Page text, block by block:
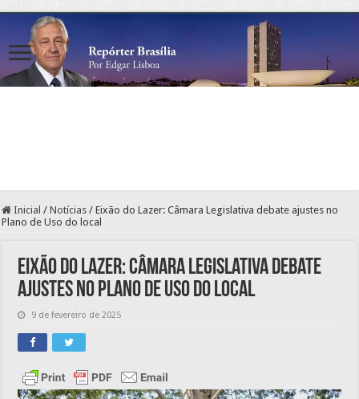
Inicial / Notícias / Eixão do Lazer: Câmara Legislativa debate ajustes no
Plano de Uso do local
Eixão do Lazer: Câmara Legislativa debate
ajustes no Plano de Uso do local
9 de fevereiro de 2025